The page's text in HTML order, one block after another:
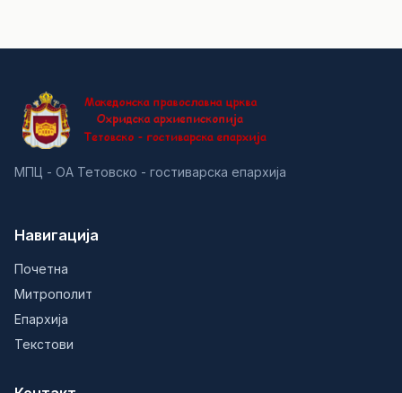
МПЦ - ОА Тетовско - гостиварска епархија
Навигација
Почетна
Митрополит
Епархија
Текстови